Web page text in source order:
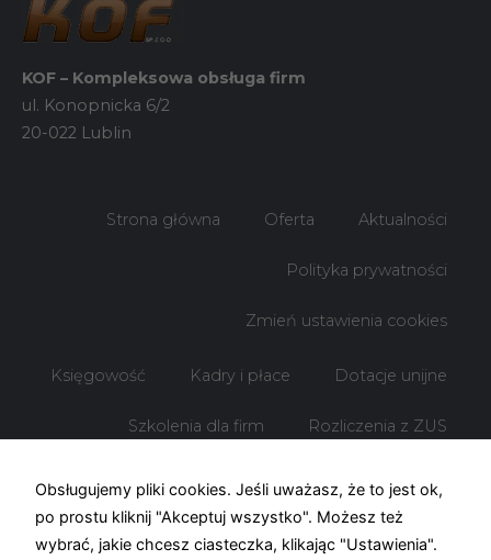
KOF – Kompleksowa obsługa firm
ul. Konopnicka 6/2
20-022 Lublin
Strona główna Oferta Aktualności
Polityka prywatności
Zmień ustawienia cookies
Księgowość Kadry i płace Dotacje unijne
Szkolenia dla firm Rozliczenia z ZUS
Obsługujemy pliki cookies. Jeśli uważasz, że to jest ok,
po prostu kliknij "Akceptuj wszystko". Możesz też
wybrać, jakie chcesz ciasteczka, klikając "Ustawienia".